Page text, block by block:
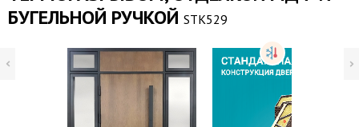
БУГЕЛЬНОЙ РУЧКОЙ STK529